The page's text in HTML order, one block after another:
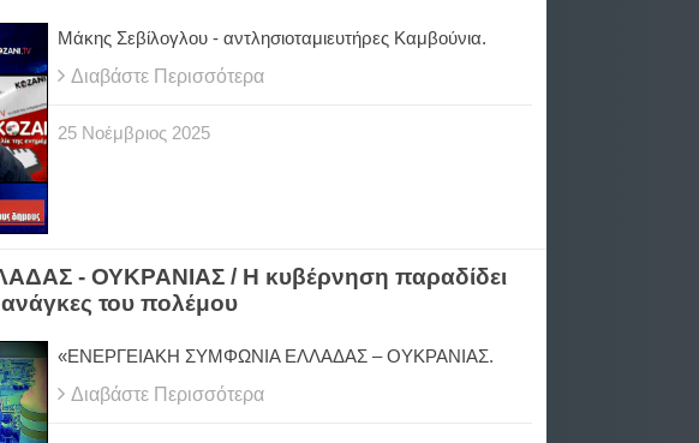
Μάκης Σεβίλογλου - αντλησιοταμιευτήρες Καμβούνια.
Διαβάστε Περισσότερα
25 Νοέμβριος 2025
- ΟΥΚΡΑΝΙΑΣ / Η κυβέρνηση παραδίδει
ανάγκες του πολέμου
«ΕΝΕΡΓΕΙΑΚΗ ΣΥΜΦΩΝΙΑ ΕΛΛΑΔΑΣ – ΟΥΚΡΑΝΙΑΣ.
Διαβάστε Περισσότερα